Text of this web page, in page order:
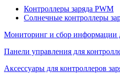
Контроллеры заряда PWM
Солнечные контроллеры
Мониторинг и сбор информации
Панели управления для
Аксессуары для контроллеров